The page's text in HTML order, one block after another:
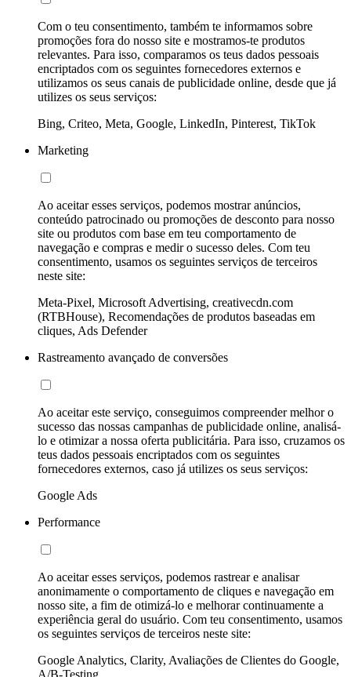
Com o teu consentimento, também te informamos sobre
promoções fora do nosso site e mostramos-te produtos
relevantes. Para isso, comparamos os teus dados pessoais
encriptados com os seguintes fornecedores externos e
utilizamos os seus canais de publicidade online, desde que já
utilizes os seus serviços:
Bing, Criteo, Meta, Google, LinkedIn, Pinterest, TikTok
Marketing
Ao aceitar esses serviços, podemos mostrar anúncios,
conteúdo patrocinado ou promoções de desconto para nosso
site ou produtos com base em teu comportamento de
navegação e compras e medir o sucesso deles. Com teu
consentimento, usamos os seguintes serviços de terceiros
neste site:
Meta-Pixel, Microsoft Advertising, creativecdn.com
(RTBHouse), Recomendações de produtos baseadas em
cliques, Ads Defender
Rastreamento avançado de conversões
Ao aceitar este serviço, conseguimos compreender melhor o
sucesso das nossas campanhas de publicidade online, analisá-
lo e otimizar a nossa oferta publicitária. Para isso, cruzamos os
teus dados pessoais encriptados com os seguintes
fornecedores externos, caso já utilizes os seus serviços:
Google Ads
Performance
Ao aceitar esses serviços, podemos rastrear e analisar
anonimamente o comportamento de cliques e navegação em
nosso site, a fim de otimizá-lo e melhorar continuamente a
experiência geral do usuário. Com teu consentimento, usamos
os seguintes serviços de terceiros neste site:
Google Analytics, Clarity, Avaliações de Clientes do Google,
A/B-Testing